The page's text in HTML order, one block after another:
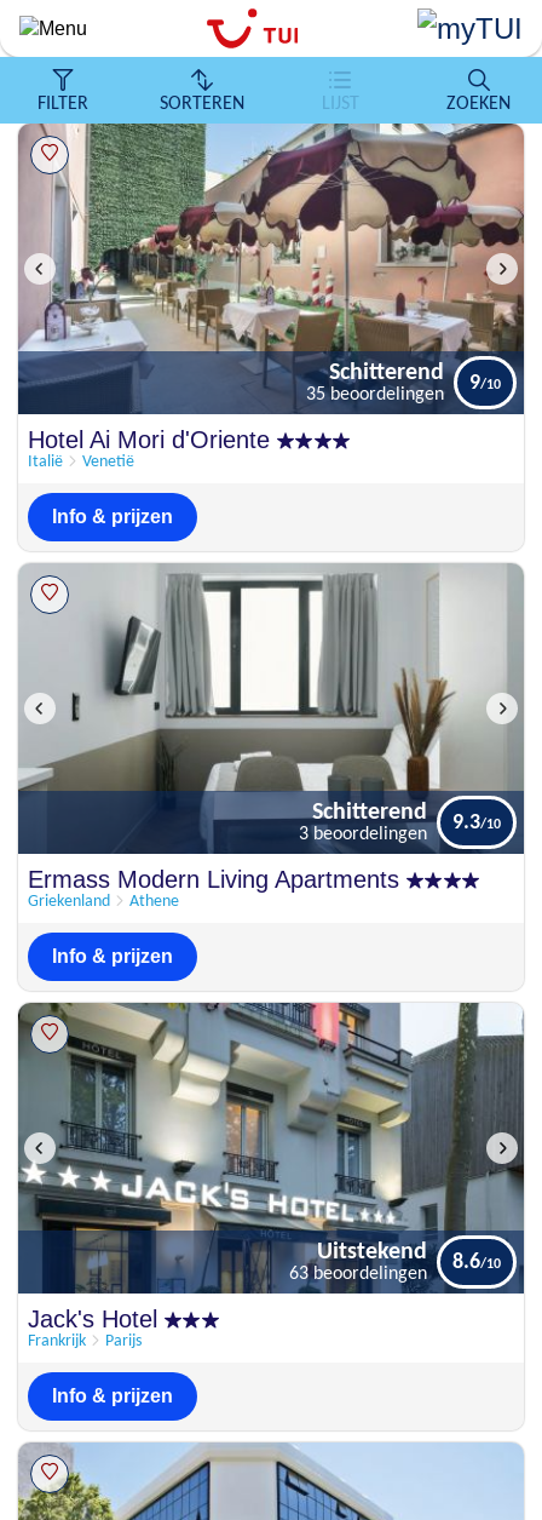
Overslaan
en
algemene
inhoud
gaan
FILTER SORTEREN LIJST ZOEKEN
Schitterend
Hotel Ai Mori d'Oriente
Italië Venetië
Schitterend
35 beoordelingen
9
Info & prijzen
Schitterend 9.3
Ermass Modern Living Apartments
Griekenland Athene
Schitterend
3 beoordelingen
9.3
Info & prijzen
Jack's Hotel
Frankrijk Parijs
Uitstekend
63 beoordelingen
8.6
Info & prijzen